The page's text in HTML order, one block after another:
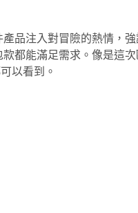
品注入對冒險的熱情
都能滿足需求。像是這
以看到。